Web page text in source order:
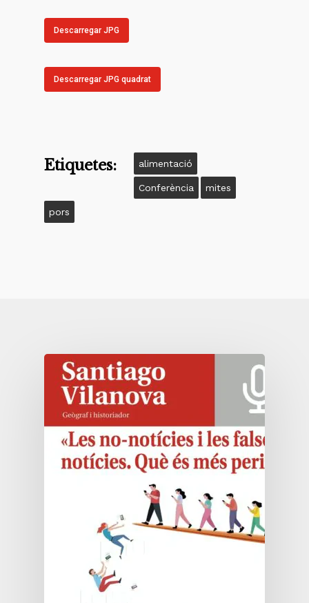
Descarregar JPG
Descarregar JPG quadrat
Etiquetes: alimentació
Conferència mites
pors